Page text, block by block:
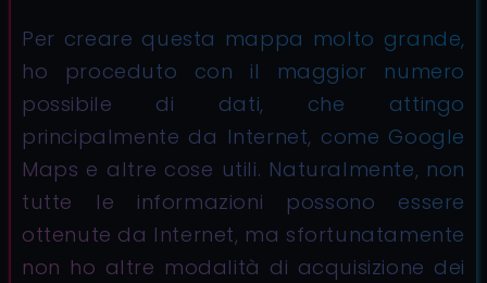
Per creare questa mappa molto grande,
ho proceduto con il maggior numero
possibile di dati, che attingo
principalmente da Internet, come Google
Maps e altre cose utili. Naturalmente, non
tutte le informazioni possono essere
ottenute da Internet, ma sfortunatamente
non ho altre modalità di acquisizione dei